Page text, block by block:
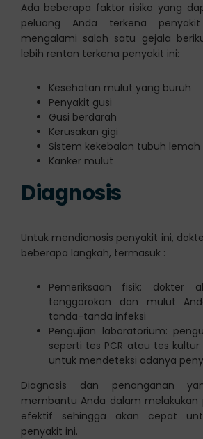
Ada beberapa faktor risiko yang
peluang Anda terkena
mengalami salah satu gejala
lebih rentan terkena penyakit ini:
Kesehatan mulut yang buruh
Penyakit gusi
Gusi berdarah
Kerusakan gigi
Sistem kekebalan tubuh lemah
Kanker mulut
Diagnosis
Untuk mendianosis penyakit ini,
beberapa langkah, termasuk :
Pemeriksaan fisik: dokter
tenggorokan dan mulut
tanda-tanda infeksi
Pengujian laboratorium:
seperti tes PCR atau tes
untuk mendeteksi adanya
Diagnosis dan penanganan
membantu Anda dalam melakukan
efektif sehingga akan cepat
penyakit ini.